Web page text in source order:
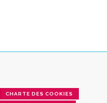
CHARTE DES COOKIES